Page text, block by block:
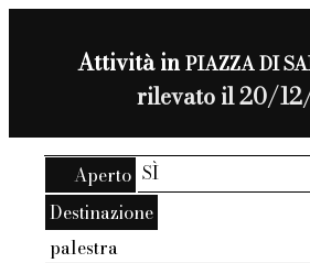
Attività inPIAZZA DI
rilevato il 20/
Aperto SÌ
Destinazione
palestra